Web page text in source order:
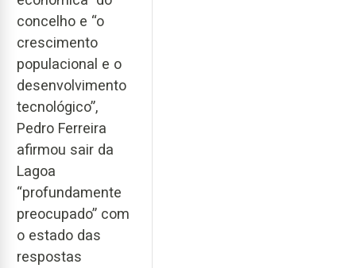
concelho e “o
crescimento
populacional e o
desenvolvimento
tecnológico”,
Pedro Ferreira
afirmou sair da
Lagoa
“profundamente
preocupado” com
o estado das
respostas